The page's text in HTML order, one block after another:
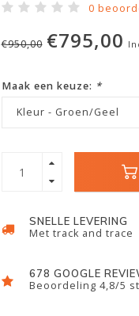
0
€950,00 €795,00
Maak een keuze: *
Kleur - Groen/Geel
SNELLE LEVERING
Met track and trace
678 GOOGLE
Beoordeling 4,8/5